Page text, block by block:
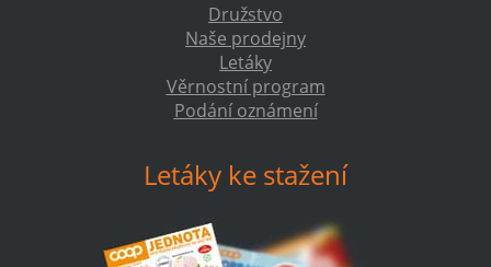
Družstvo
Naše prodejny
Letáky
Věrnostní program
Podání oznámení
Letáky ke stažení